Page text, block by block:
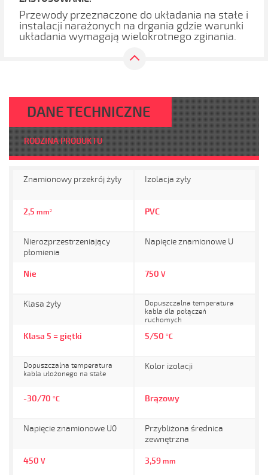
Przewody przeznaczone do układania na stałe i
instalacji narażonych na drgania gdzie warunki
układania wymagają wielokrotnego zginania.
DANE TECHNICZNE
RODZINA PRODUKTU
Znamionowy przekrój żyły
2,5 mm²
Izolacja żyły
PVC
Nierozprzestrzeniający
płomienia
Nie
Napięcie znamionowe U
750 V
Klasa żyły
Klasa 5 = giętki
Dopuszczalna temperatura
kabla dla połączeń
ruchomych
5/50 °C
Dopuszczalna temperatura
kabla ułożonego na stałe
-30/70 °C
Kolor izolacji
Brązowy
Napięcie znamionowe U0
450 V
Przybliżona średnica
zewnętrzna
3,59 mm